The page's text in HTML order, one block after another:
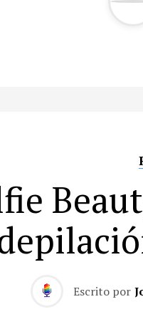
Escrito por